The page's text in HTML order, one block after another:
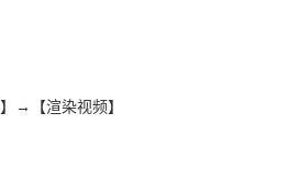
→【渲染视频】